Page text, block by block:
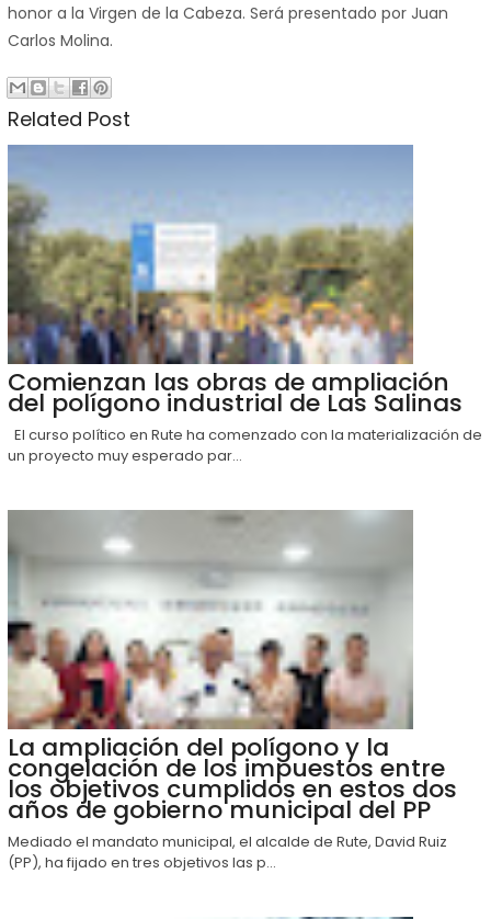
honor a la Virgen de la Cabeza. Será presentado por Juan
Carlos Molina.
Related Post
Comienzan las obras de ampliación
del polígono industrial de Las Salinas
El curso político en Rute ha comenzado con la materialización de
un proyecto muy esperado par...
La ampliación del polígono y la
congelación de los impuestos entre
los objetivos cumplidos en estos dos
años de gobierno municipal del PP
Mediado el mandato municipal, el alcalde de Rute, David Ruiz
(PP), ha fijado en tres objetivos las p...